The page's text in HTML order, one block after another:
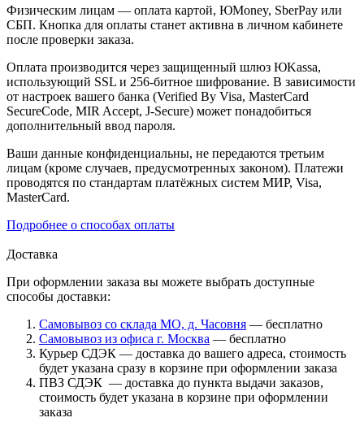
Физическим лицам — оплата картой, ЮMoney, SberPay или
СБП. Кнопка для оплаты станет активна в личном кабинете
после проверки заказа.
Оплата производится через защищенный шлюз ЮKassa,
использующий SSL и 256-битное шифрование. В зависимости
от настроек вашего банка (Verified By Visa, MasterCard
SecureCode, MIR Accept, J-Secure) может понадобиться
дополнительный ввод пароля.
Ваши данные конфиденциальны, не передаются третьим
лицам (кроме случаев, предусмотренных законом). Платежи
проводятся по стандартам платёжных систем МИР, Visa,
MasterCard.
Подробнее о способах оплаты
Доставка
При оформлении заказа вы можете выбрать доступные
способы доставки:
Самовывоз со склада МО, д. Часовня — бесплатно
Самовывоз из офиса г. Москва — бесплатно
Курьер СДЭК — доставка до вашего адреса, стоимость
будет указана сразу в корзине при оформлении заказа
ПВЗ СДЭК — доставка до пункта выдачи заказов,
стоимость будет указана в корзине при оформлении
заказа